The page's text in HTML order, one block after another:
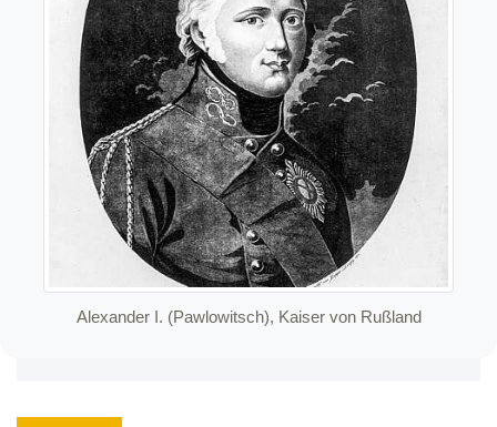
Alexander I. (Pawlowitsch), Kaiser von Rußland